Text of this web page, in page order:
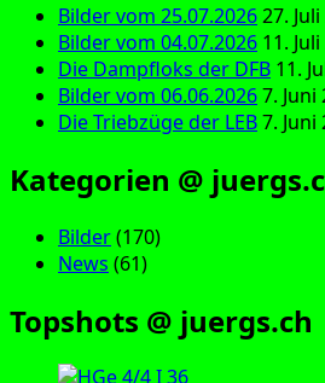
Bilder vom 25.07.202627.
Bilder vom 04.07.2026 11.
Die Dampfloks der DFB 11.
Bilder vom 06.06.20267. Juni
Die Triebzüge der LEB7. Juni
Kategorien @
Bilder(170)
News (61)
Topshots @ juergs.ch